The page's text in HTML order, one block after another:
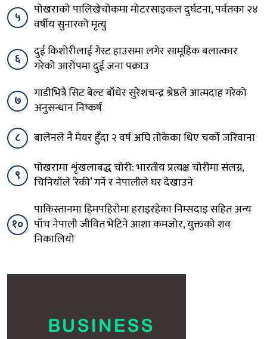
५
पोखराको पालिखेचोकमा मोटरसाइकल दुर्घटना, पर्वतका २४
वर्षीय सुनारको मृत्यु
६
दुई किशोरीलाई गेस्ट हाउसमा लगेर सामूहिक बलात्कार
गरेको आरोपमा दुई जना पक्राउ
७
गाडीभित्रै सिट बेल्ट बाँधेर सुरेशचन्द्र श्रेष्ठले आत्मदाह गरेको
अनुसन्धान निष्कर्ष
८
बालेनले नै मेयर हुँदा २ वर्ष अघि तोकेका थिए चर्को जरिवाना
९
पोखरामा शृंखलाबद्ध चोरी: भारतीय प्रत्यक्ष चोरीमा संलग्न,
चिनियाँले ‘रेकी’ गर्ने र नेपालीले घर देखाउने
१०
पाकिस्तानमा हिमपहिरोमा हराइरहेका निम्सदाइ सहित अन्य
पाँच नेपाली जीवित भेटिने आशा कमजोर, युक्तको शव
निकालियो